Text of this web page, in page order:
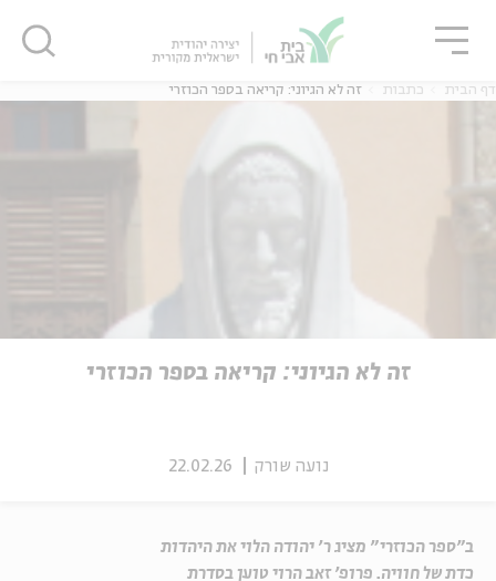
דף הבית כתבות זה לא הגיוני: קריאה בספר הכוזרי
זה לא הגיוני: קריאה בספר הכוזרי
נועה שורק 22.02.26
ב״ספר הכוזרי״ מציג ר’ יהודה הלוי את היהדות
כדת של חוויה. פרופ’ זאב הרוי טוען בסדרת
סגור